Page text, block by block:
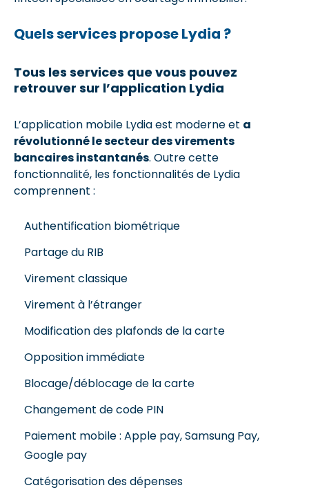
Quels services propose Lydia ?
Tous les services que vous pouvez
retrouver sur l’application Lydia
L’application mobile Lydia est moderne et a
révolutionné le secteur des virements
bancaires instantanés. Outre cette
fonctionnalité, les fonctionnalités de Lydia
comprennent :
Authentification biométrique
Partage du RIB
Virement classique
Virement à l’étranger
Modification des plafonds de la carte
Opposition immédiate
Blocage/déblocage de la carte
Changement de code PIN
Paiement mobile : Apple pay, Samsung Pay,
Google pay
Catégorisation des dépenses